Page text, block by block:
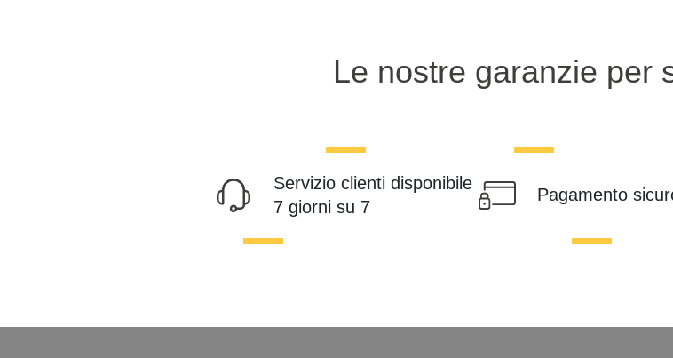
Le nostre garanzie per
Servizio clienti disponibile
7 giorni su 7
Pagamento